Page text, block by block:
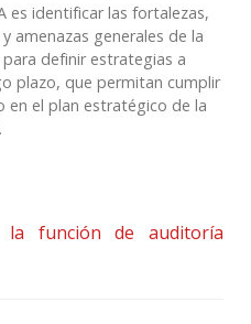
es identificar las fortalezas,
amenazas generales de la
definir estrategias a
plazo, que permitan cumplir
en el plan estratégico de la
la función de auditoría